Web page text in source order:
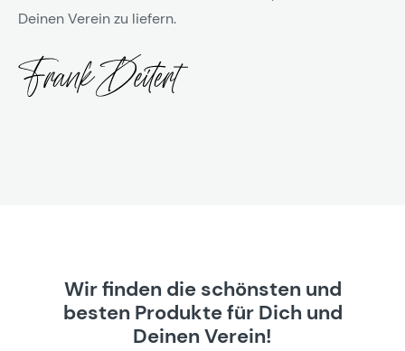
Deinen Verein zu liefern.
Wir finden die schönsten und
besten Produkte für Dich und
Deinen Verein!